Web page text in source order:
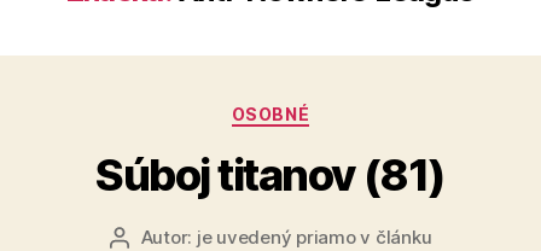
Kategórie
OSOBNÉ
Súboj titanov (81)
AutorAutor: je uvedený priamo v článku